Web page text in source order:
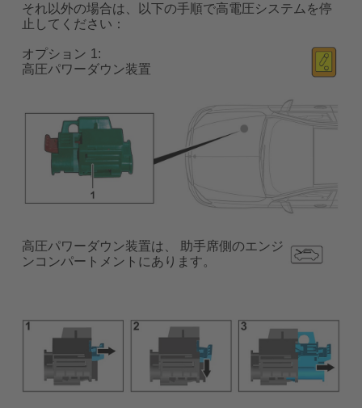
それ以外の場合は、以下の手順で高電圧システムを停
止してください：
オプション
高圧パワーダウン装置
高圧パワーダウン装置は、 助手席側のエンジ
ンコンパートメントにあります。